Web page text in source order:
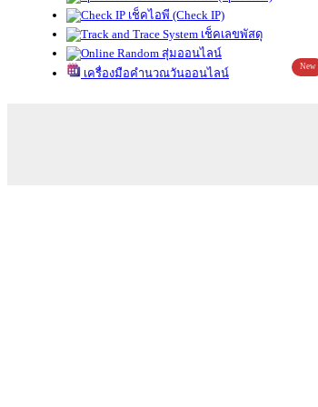
เช็คไอพี (Check IP)
เช็คเลขพัสดุ
สุ่มออนไลน์
เครื่องมือคำนวณวันออนไลน์
New